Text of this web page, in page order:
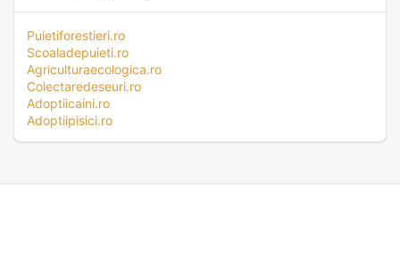
Puietiforestieri.ro
Scoaladepuieti.ro
Agriculturaecologica.ro
Colectaredeseuri.ro
Adoptiicaini.ro
Adoptiipisici.ro